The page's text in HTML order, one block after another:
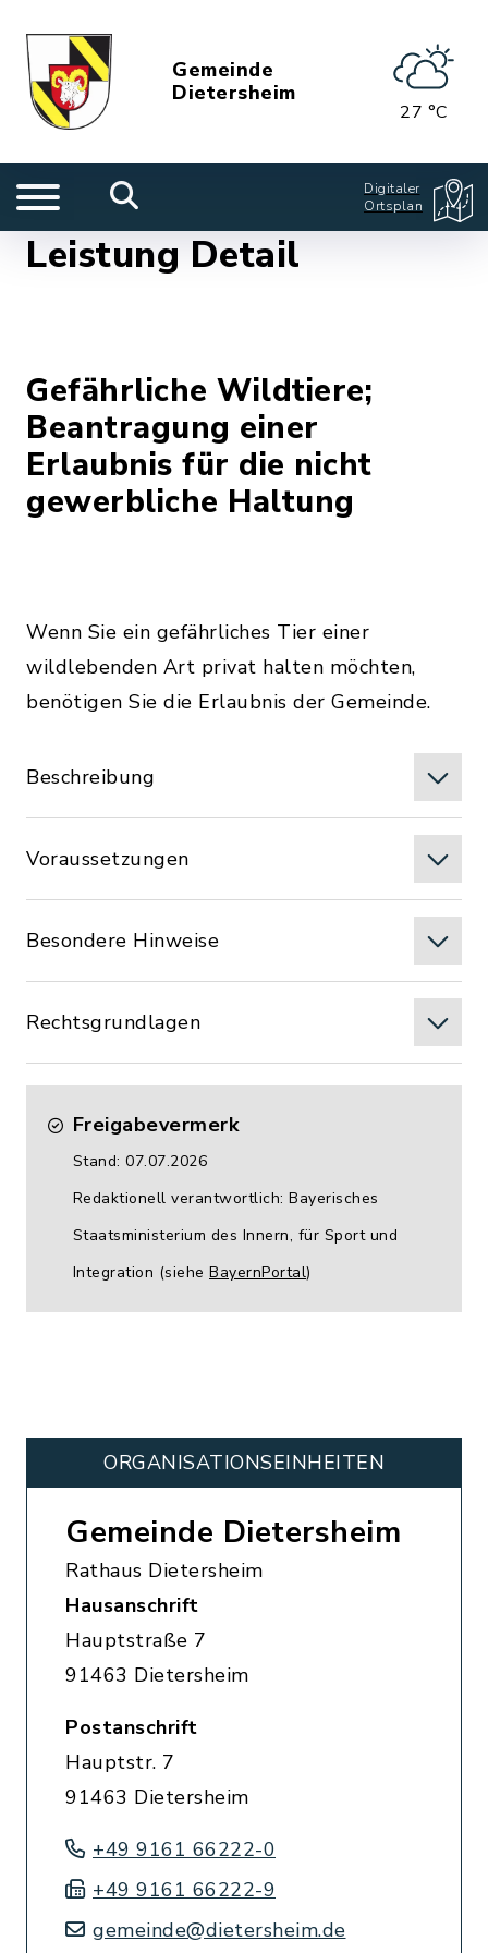
Gemeinde
Dietersheim
27 °C
Digitaler
Ortsplan
Leistung Detail
Gefährliche Wildtiere;
Beantragung einer
Erlaubnis für die nicht
gewerbliche Haltung
Wenn Sie ein gefährliches Tier einer
wildlebenden Art privat halten möchten,
benötigen Sie die Erlaubnis der Gemeinde.
Beschreibung
Voraussetzungen
Besondere Hinweise
Rechtsgrundlagen
Freigabevermerk
Stand: 07.07.2026
Redaktionell verantwortlich: Bayerisches
Staatsministerium des Innern, für Sport und
Integration (siehe BayernPortal)
ORGANISATIONS­EINHEITEN
Gemeinde Dietersheim
Rathaus Dietersheim
Hausanschrift
Hauptstraße 7
91463 Dietersheim
Postanschrift
Hauptstr. 7
91463 Dietersheim
+49 9161 66222-0
+49 9161 66222-9
gemeinde@dietersheim.de